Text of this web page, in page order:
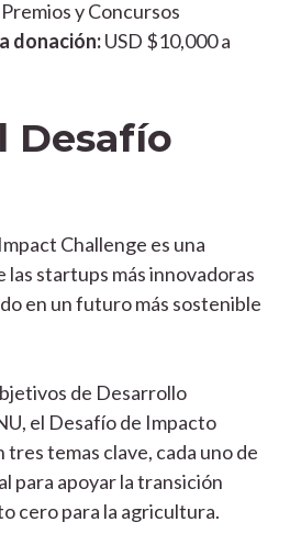
Premios y Concursos
donación:USD $10,000 a
Desafío
Challenge es una
las startups más innovadoras
en un futuro más sostenible
de Desarrollo
el Desafío de Impacto
tres temas clave, cada uno de
para apoyar la transición
cero para la agricultura.